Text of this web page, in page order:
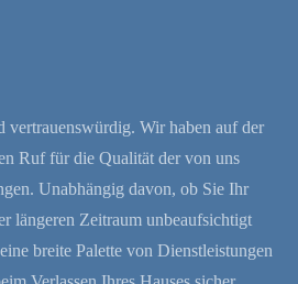
vertrauenswürdig. Wir haben auf der
Ruf für die Qualität der von uns
Unabhängig davon, ob Sie Ihr
längeren Zeitraum unbeaufsichtigt
breite Palette von Dienstleistungen